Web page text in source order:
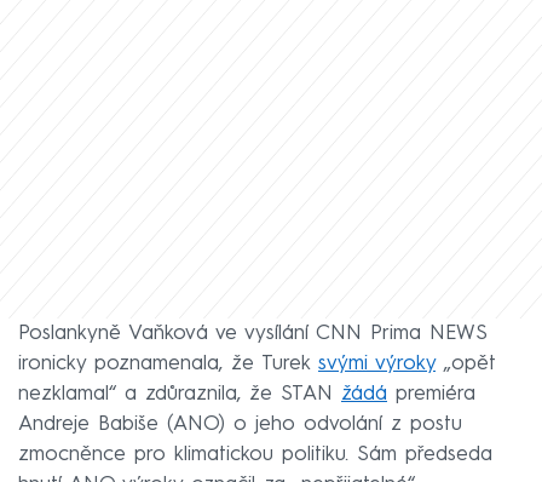
Poslankyně Vaňková ve vysílání CNN Prima NEWS
ironicky poznamenala, že Turek svými výroky„opět
nezklamal“ a zdůraznila, že STAN žádá premiéra
Andreje Babiše (ANO) o jeho odvolání z postu
zmocněnce pro klimatickou politiku. Sám předseda